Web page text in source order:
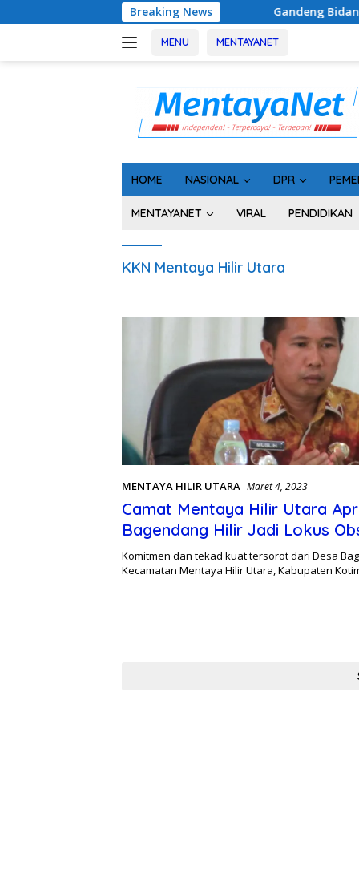
ke
Breaking NewsGandeng Bidan Sean, SMSI
MENU MENTAYANET
HOME NASIONAL DPR
MENTAYANET VIRAL PENDIDIKAN
KKN Mentaya Hilir Utara
MENTAYA HILIR UTARA Maret 4, 2023
Camat Mentaya Hilir Utara
Bagendang Hilir Jadi Lokus
Desa Anti Korupsi
Komitmen dan tekad kuat tersorot dari Desa
Kecamatan Mentaya Hilir Utara, Kabupaten